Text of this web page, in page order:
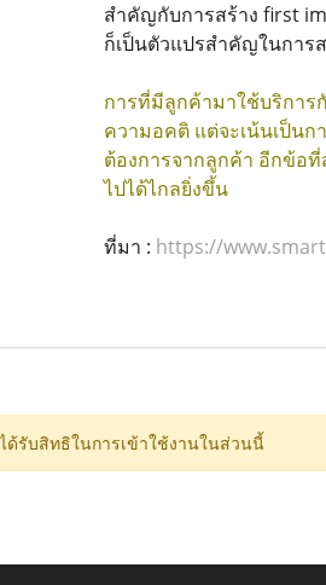
สำคัญกับการสร้าง first
ก็เป็นตัวแปรสำคัญในการ
การที่มีลูกค้ามาใช้บริการ
ความอคติ แต่จะเน้นเป็น
ต้องการจากลูกค้า อีกข้อ
ไปได้ไกลยิ่งขึ้น
ที่มา : https://
รับสิทธิในการเข้าใช้งานในส่วนนี้